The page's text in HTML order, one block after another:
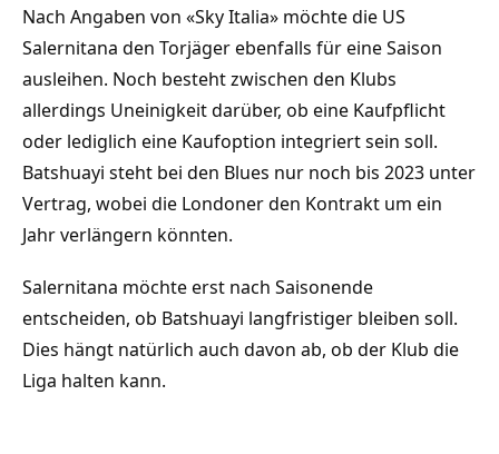
Nach Angaben von «Sky Italia» möchte die US
Salernitana den Torjäger ebenfalls für eine Saison
ausleihen. Noch besteht zwischen den Klubs
allerdings Uneinigkeit darüber, ob eine Kaufpflicht
oder lediglich eine Kaufoption integriert sein soll.
Batshuayi steht bei den Blues nur noch bis 2023 unter
Vertrag, wobei die Londoner den Kontrakt um ein
Jahr verlängern könnten.
Salernitana möchte erst nach Saisonende
entscheiden, ob Batshuayi langfristiger bleiben soll.
Dies hängt natürlich auch davon ab, ob der Klub die
Liga halten kann.